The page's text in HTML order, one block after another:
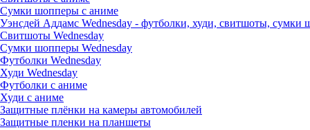
Сумки шопперы с аниме
Уэнсдей Аддамс Wednesday - футболки, худи, свитшоты, сумки
Свитшоты Wednesday
Сумки шопперы Wednesday
Футболки Wednesday
Худи Wednesday
Футболки с аниме
Худи с аниме
Защитные плёнки на камеры автомобилей
Защитные пленки на планшеты